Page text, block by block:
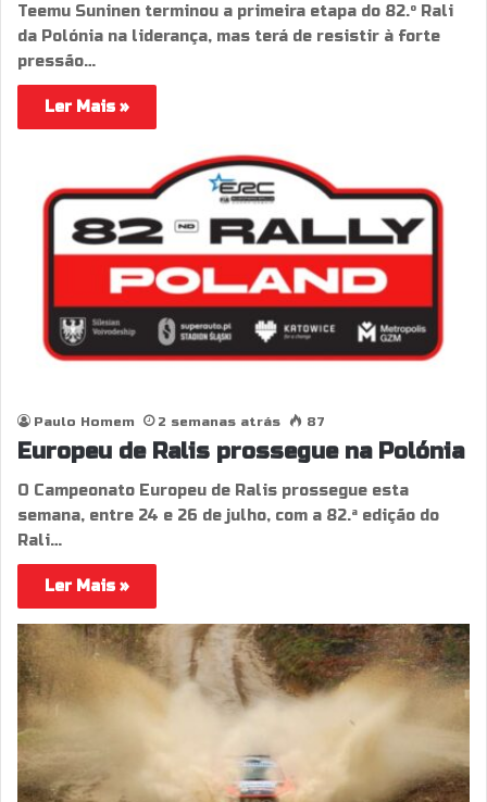
Teemu Suninen terminou a primeira etapa do 82.º Rali
da Polónia na liderança, mas terá de resistir à forte
pressão…
Ler Mais »
Paulo Homem 2 semanas atrás 87
Europeu de Ralis prossegue na Polónia
O Campeonato Europeu de Ralis prossegue esta
semana, entre 24 e 26 de julho, com a 82.ª edição do
Rali…
Ler Mais »